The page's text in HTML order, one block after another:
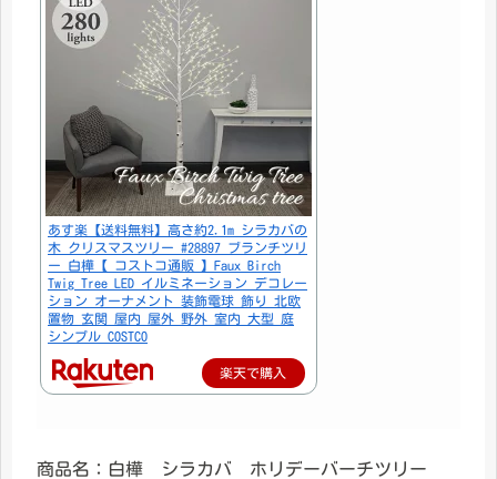
あす楽【送料無料】高さ約2.1m シラカバの
木 クリスマスツリー #28897 ブランチツリ
ー 白樺【 コストコ通販 】Faux Birch
Twig Tree LED イルミネーション デコレー
ション オーナメント 装飾電球 飾り 北欧
置物 玄関 屋内 屋外 野外 室内 大型 庭
シンプル COSTCO
楽天で購入
商品名：白樺 シラカバ ホリデーバーチツリー